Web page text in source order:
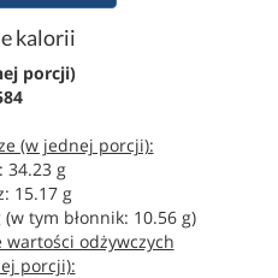
kalorii
porcji)
(w jednej porcji):
34.23 g
15.17 g
tym błonnik: 10.56 g)
wartości odżywczych
porcji):